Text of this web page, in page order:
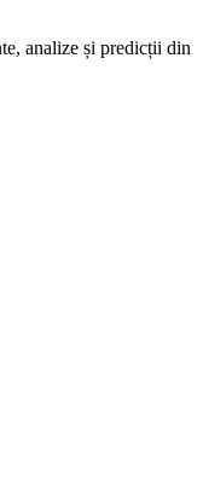
analize și predicții din